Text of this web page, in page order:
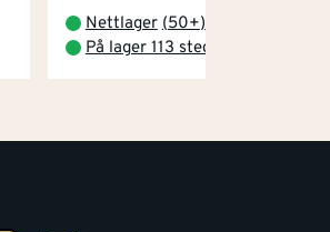
Nettlager (50+)
På lager 113 steder